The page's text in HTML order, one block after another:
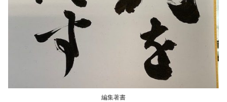
編集著書